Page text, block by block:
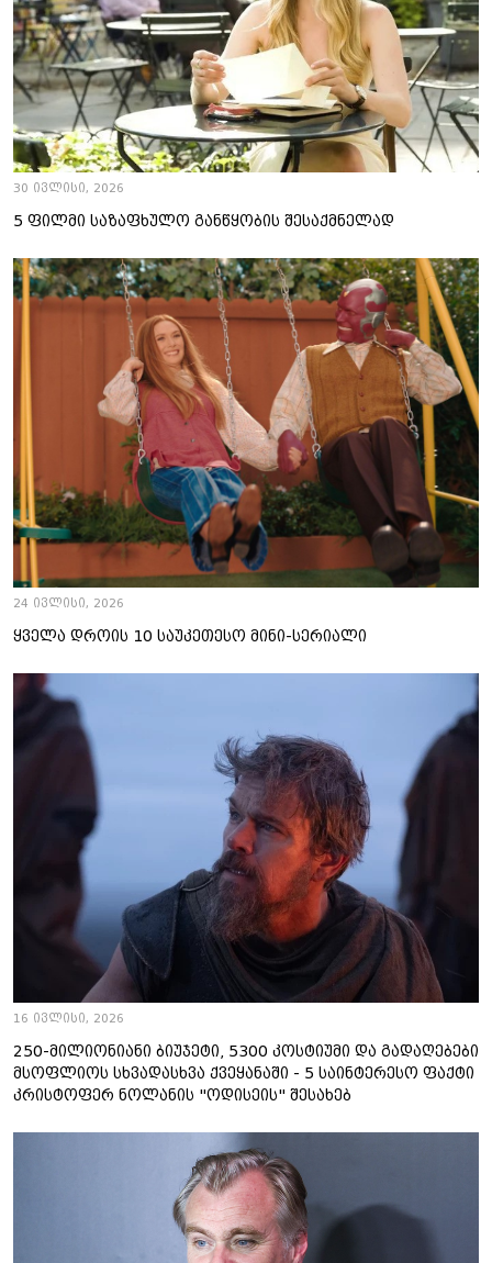
30 ივლისი, 2026
5 ფილმი საზაფხულო განწყობის შესაქმნელად
24 ივლისი, 2026
ყველა დროის 10 საუკეთესო მინი-სერიალი
16 ივლისი, 2026
250-მილიონიანი ბიუჯეტი, 5300 კოსტიუმი და გადაღებები
მსოფლიოს სხვადასხვა ქვეყანაში - 5 საინტერესო ფაქტი
კრისტოფერ ნოლანის "ოდისეის" შესახებ